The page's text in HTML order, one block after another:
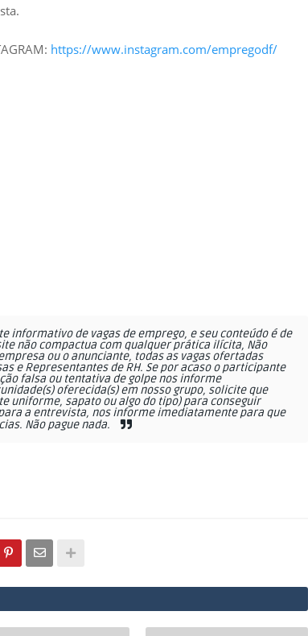
https://www.instagram.com/empregodf/
site informativo de vagas de emprego, e seu conteúdo é de
não compactua com qualquer prática ilícita, Não
ou o anunciante, todas as vagas ofertadas
e Representantes de RH. Se por acaso o participante
falsa ou tentativa de golpe nos informe
oferecida(s) em nosso grupo, solicite que
uniforme, sapato ou algo do tipo) para conseguir
a entrevista, nos informe imediatamente para que
Não pague nada.